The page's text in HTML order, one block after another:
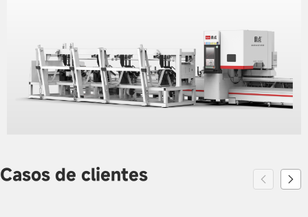
Casos de clientes